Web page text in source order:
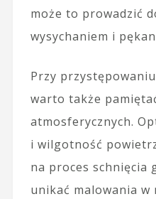
może to prowadzić
wysychaniem i
Przy
warto także
atmosferycznych.
i wilgotność
na proces schnięcia
unikać malowania w